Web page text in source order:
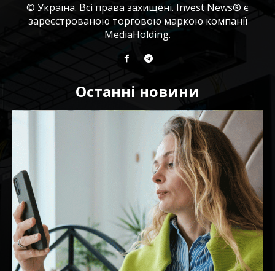
© Україна. Всі права захищені. Invest News® є
зареєстрованою торговою маркою компанії
MediaHolding.
Останні новини